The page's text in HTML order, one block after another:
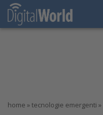
home » tecnologie emergenti »